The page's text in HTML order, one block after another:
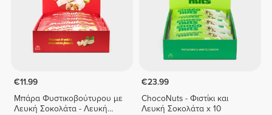
€11.99
Μπάρα Φυστικοβούτυρου με
Λευκή Σοκολάτα - Λευκή
€23.99
ChocoNuts - Φιστίκι και
Λευκή Σοκολάτα x 10